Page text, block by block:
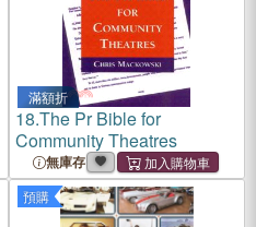
滿額折
18.The Pr Bible for
Community Theatres
無庫存
預購